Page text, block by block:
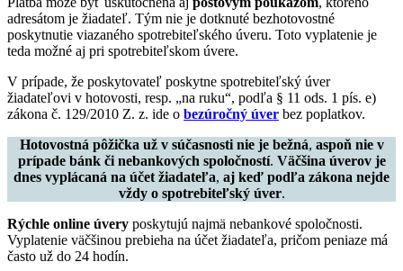
adresátom je žiadateľ. Tým nie je dotknuté bezhotovostné
poskytnutie viazaného spotrebiteľského úveru. Toto vyplatenie je
teda možné aj pri spotrebiteľskom úvere.
V prípade, že poskytovateľ poskytne spotrebiteľský úver
žiadateľovi v hotovosti, resp. „na ruku“, podľa § 11 ods. 1 pís. e)
zákona č. 129/2010 Z. z. ide o bezúročný úver bez poplatkov.
Hotovostná pôžička už v súčasnosti nie je bežná, aspoň nie v
prípade bánk či nebankových spoločností. Väčšina úverov je
dnes vyplácaná na účet žiadateľa, aj keď podľa zákona nejde
vždy o spotrebiteľský úver.
Rýchle online úvery poskytujú najmä nebankové spoločnosti.
Vyplatenie väčšinou prebieha na účet žiadateľa, pričom peniaze má
často už do 24 hodín.